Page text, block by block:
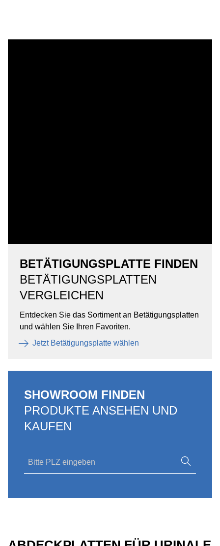
BETÄTIGUNGSPLATTE FINDEN
BETÄTIGUNGSPLATTEN
VERGLEICHEN
Entdecken Sie das Sortiment an Betätigungsplatten
und wählen Sie Ihren Favoriten.
Jetzt Betätigungsplatte wählen
SHOWROOM FINDEN
PRODUKTE ANSEHEN UND
KAUFEN